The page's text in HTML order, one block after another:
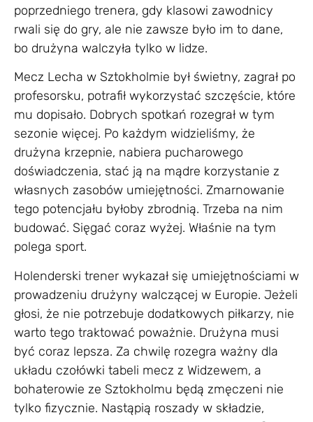
poprzedniego trenera, gdy klasowi zawodnicy
rwali się do gry, ale nie zawsze było im to dane,
bo drużyna walczyła tylko w lidze.
Mecz Lecha w Sztokholmie był świetny, zagrał po
profesorsku, potrafił wykorzystać szczęście, które
mu dopisało. Dobrych spotkań rozegrał w tym
sezonie więcej. Po każdym widzieliśmy, że
drużyna krzepnie, nabiera pucharowego
doświadczenia, stać ją na mądre korzystanie z
własnych zasobów umiejętności. Zmarnowanie
tego potencjału byłoby zbrodnią. Trzeba na nim
budować. Sięgać coraz wyżej. Właśnie na tym
polega sport.
Holenderski trener wykazał się umiejętnościami w
prowadzeniu drużyny walczącej w Europie. Jeżeli
głosi, że nie potrzebuje dodatkowych piłkarzy, nie
warto tego traktować poważnie. Drużyna musi
być coraz lepsza. Za chwilę rozegra ważny dla
układu czołówki tabeli mecz z Widzewem, a
bohaterowie ze Sztokholmu będą zmęczeni nie
tylko fizycznie. Nastąpią roszady w składzie,